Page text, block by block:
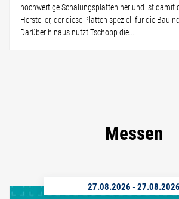
hochwertige Schalungsplatten her und ist damit
Hersteller, der diese Platten speziell für die
Darüber hinaus nutzt Tschopp die...
Messen
27.08.2026 -27.08.2026